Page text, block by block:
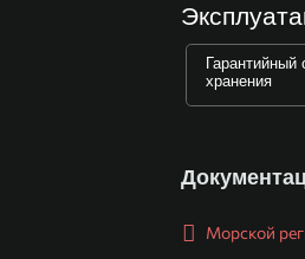
Гарантийный
хранения
Морской